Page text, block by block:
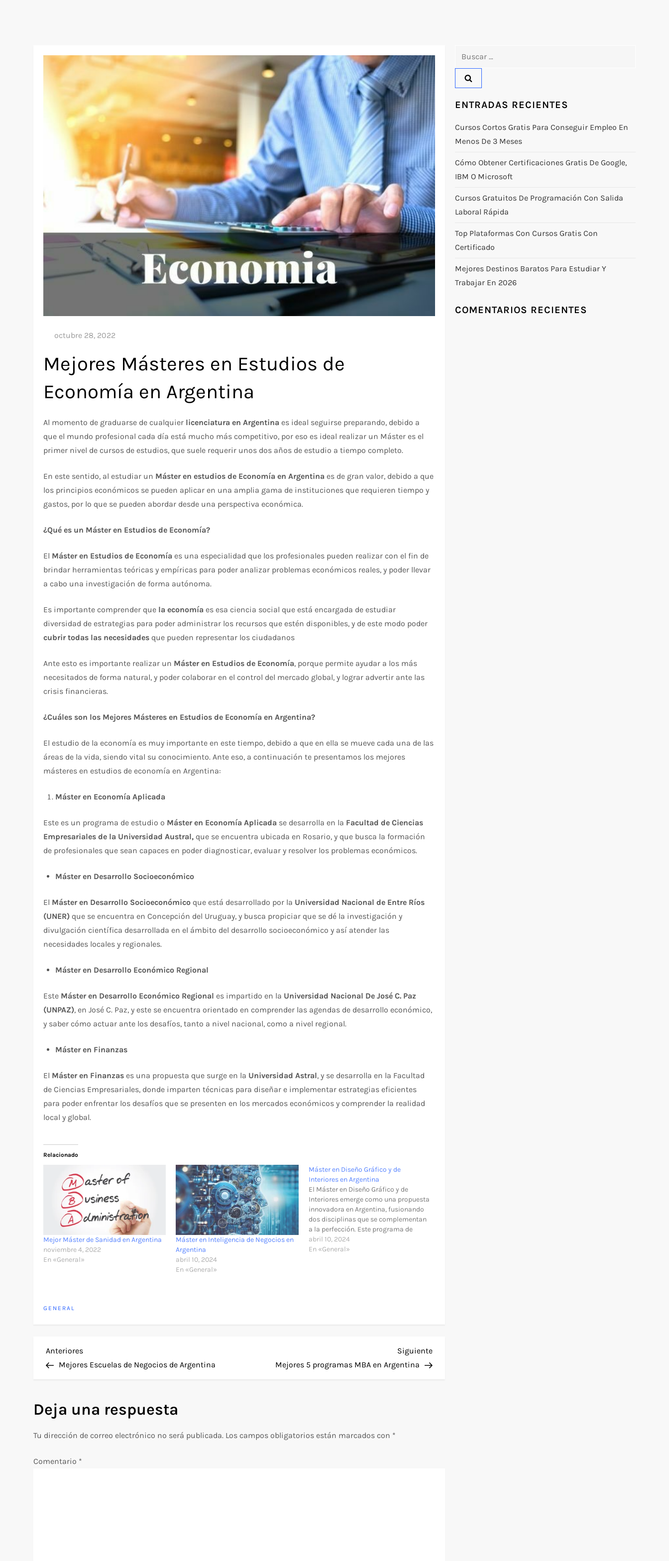
Mejores Másteres en Estudios de
Economía en Argentina
Al momento de graduarse de cualquier licenciatura en Argentina es ideal seguirse preparando, debido a
que el mundo profesional cada día está mucho más competitivo, por eso es ideal realizar un Máster es el
primer nivel de cursos de estudios, que suele requerir unos dos años de estudio a tiempo completo.
En este sentido, al estudiar un Máster en estudios de Economía en Argentina es de gran valor, debido a que
los principios económicos se pueden aplicar en una amplia gama de instituciones que requieren tiempo y
gastos, por lo que se pueden abordar desde una perspectiva económica.
¿Qué es un Máster en Estudios de Economía?
El Máster en Estudios de Economía es una especialidad que los profesionales pueden realizar con el fin de
brindar herramientas teóricas y empíricas para poder analizar problemas económicos reales, y poder llevar
a cabo una investigación de forma autónoma.
Es importante comprender que la economía es esa ciencia social que está encargada de estudiar
diversidad de estrategias para poder administrar los recursos que estén disponibles, y de este modo poder
cubrir todas las necesidades que pueden representar los ciudadanos
Ante esto es importante realizar un Máster en Estudios de Economía, porque permite ayudar a los más
necesitados de forma natural, y poder colaborar en el control del mercado global, y lograr advertir ante las
crisis financieras.
¿Cuáles son los Mejores Másteres en Estudios de Economía en Argentina?
El estudio de la economía es muy importante en este tiempo, debido a que en ella se mueve cada una de las
áreas de la vida, siendo vital su conocimiento. Ante eso, a continuación te presentamos los mejores
másteres en estudios de economía en Argentina:
Máster en Economía Aplicada
Este es un programa de estudio o Máster en Economía Aplicada se desarrolla en la Facultad de Ciencias
Empresariales de la Universidad Austral, que se encuentra ubicada en Rosario, y que busca la formación
de profesionales que sean capaces en poder diagnosticar, evaluar y resolver los problemas económicos.
Máster en Desarrollo Socioeconómico
El Máster en Desarrollo Socioeconómico que está desarrollado por la Universidad Nacional de Entre Ríos
(UNER) que se encuentra en Concepción del Uruguay, y busca propiciar que se dé la investigación y
divulgación científica desarrollada en el ámbito del desarrollo socioeconómico y así atender las
necesidades locales y regionales.
Máster en Desarrollo Económico Regional
Este Máster en Desarrollo Económico Regional es impartido en la Universidad Nacional De José C. Paz
(UNPAZ), en José C. Paz, y este se encuentra orientado en comprender las agendas de desarrollo económico,
y saber cómo actuar ante los desafíos, tanto a nivel nacional, como a nivel regional.
Máster en Finanzas
El Máster en Finanzas es una propuesta que surge en la Universidad Astral, y se desarrolla en la Facultad
de Ciencias Empresariales, donde imparten técnicas para diseñar e implementar estrategias eficientes
para poder enfrentar los desafíos que se presenten en los mercados económicos y comprender la realidad
local y global.
Relacionado
Mejor Máster de Sanidad en Argentina
noviembre 4, 2022
En «General»
Máster en Inteligencia de Negocios en
Argentina
abril 10, 2024
En «General»
Máster en Diseño Gráfico y de
Interiores en Argentina
El Máster en Diseño Gráfico y de
Interiores emerge como una propuesta
innovadora en Argentina, fusionando
dos disciplinas que se complementan
a la perfección. Este programa de
posgrado te permitirá desarrollar las
habilidades y conocimientos
abril 10, 2024
En «General»
GENERAL
N
v
e
Entrada
anterior
Anteriores
Mejores Escuelas de Negocios de Argentina
Siguiente
entrada
Siguiente
Mejores 5 programas MBA en Argentina
Deja una respuesta
Tu dirección de correo electrónico no será publicada. Los campos obligatorios están marcados con *
Comentario *
ENTRADAS RECIENTES
Cursos Cortos Gratis Para Conseguir Empleo En
Menos De 3 Meses
Cómo Obtener Certificaciones Gratis De Google,
IBM O Microsoft
Cursos Gratuitos De Programación Con Salida
Laboral Rápida
Top Plataformas Con Cursos Gratis Con
Certificado
Mejores Destinos Baratos Para Estudiar Y
Trabajar En 2026
COMENTARIOS RECIENTES